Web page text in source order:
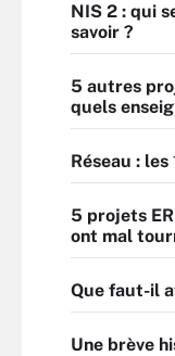
NIS 2 : qui
savoir ?
5 autres
quels
Réseau :
5 projets
ont mal
Que faut-il
Une brève